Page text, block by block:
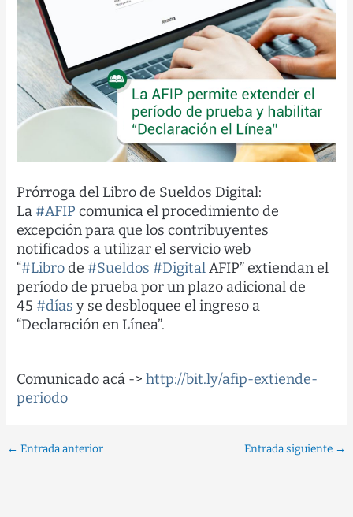
Prórroga del Libro de Sueldos Digital:
La #AFIP comunica el procedimiento de
excepción para que los contribuyentes
notificados a utilizar el servicio web
“#Librode #Sueldos #DigitalAFIP” extiendan el
período de prueba por un plazo adicional de
45 #días y se desbloquee el ingreso a
“Declaración en Línea”.
Comunicado acá ->http://bit.ly/afip-extiende-
periodo
← Entrada anterior Entrada siguiente →